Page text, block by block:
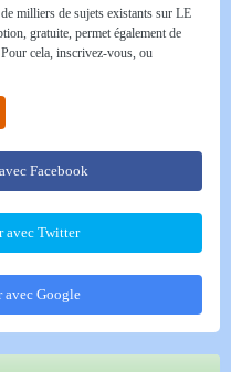
milliers de sujets existants sur LE
gratuite, permet également de
cela, inscrivez-vous, ou
Facebook
avec Twitter
avec Google